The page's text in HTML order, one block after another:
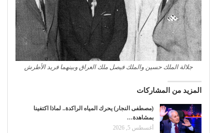
جلالة الملك حسين والملك فيصل ملك العراق وبينهما فريد الأطرش
المزيد من المشاركات
(مصطفى النجار) يحرك المياه الراكدة.. لماذا اكتفينا
بمشاهدة…
أغسطس 5, 2026